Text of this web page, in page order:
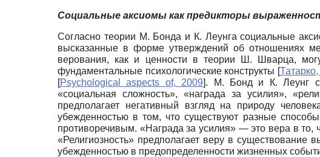
Социальные аксиомы как предикторы
Согласно теории М. Бонда и К. Леунга социальные
высказанные в форме утверждений об отношениях
верования, как и ценности в теории Ш. Шварца,
фундаментальные психологические конструкты [
[Psychological aspects of, 2009]. М. Бонд и К. Леунг с
«социальная сложность», «награда за усилия»,
предполагает негативный взгляд на природу
убежденностью в том, что существуют разные
противоречивым. «Награда за усилия» — это вера в то,
«Религиозность» предполагает веру в
убежденностью в предопределенности жизненных